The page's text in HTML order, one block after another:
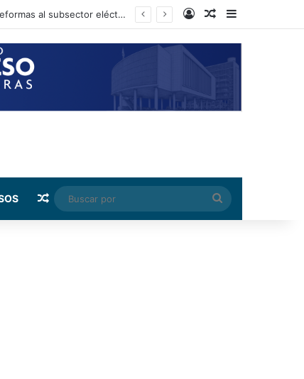
tributario Log InRandom Article
Sidebar
Random Article
Buscar
por